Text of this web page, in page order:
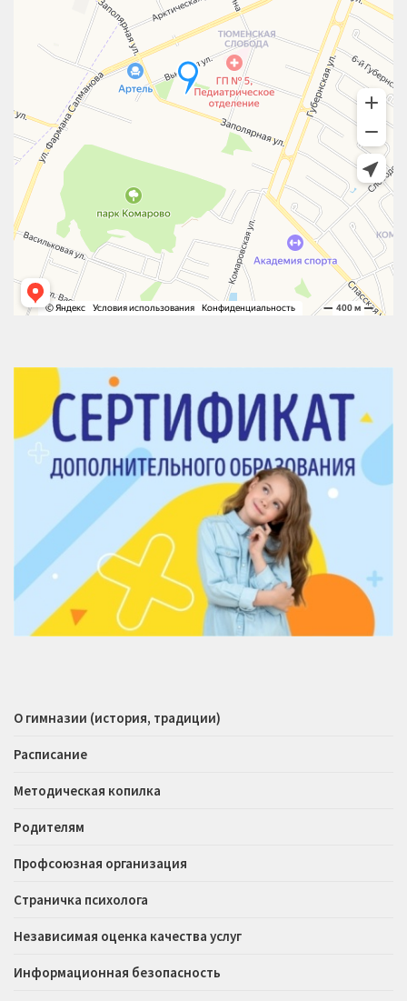
О гимназии (история, традиции)
Расписание
Методическая копилка
Родителям
Профсоюзная организация
Страничка психолога
Независимая оценка качества услуг
Информационная безопасность